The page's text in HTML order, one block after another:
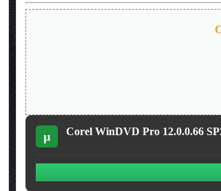
µ Corel WinDVD Pro 12.0.0.66